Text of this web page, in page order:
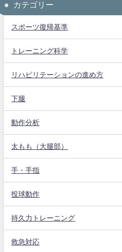
カテゴリー
スポーツ復帰基準
トレーニング科学
リハビリテーションの進め方
下腿
動作分析
太もも（大腿部）
手・手指
投球動作
持久力トレーニング
救急対応